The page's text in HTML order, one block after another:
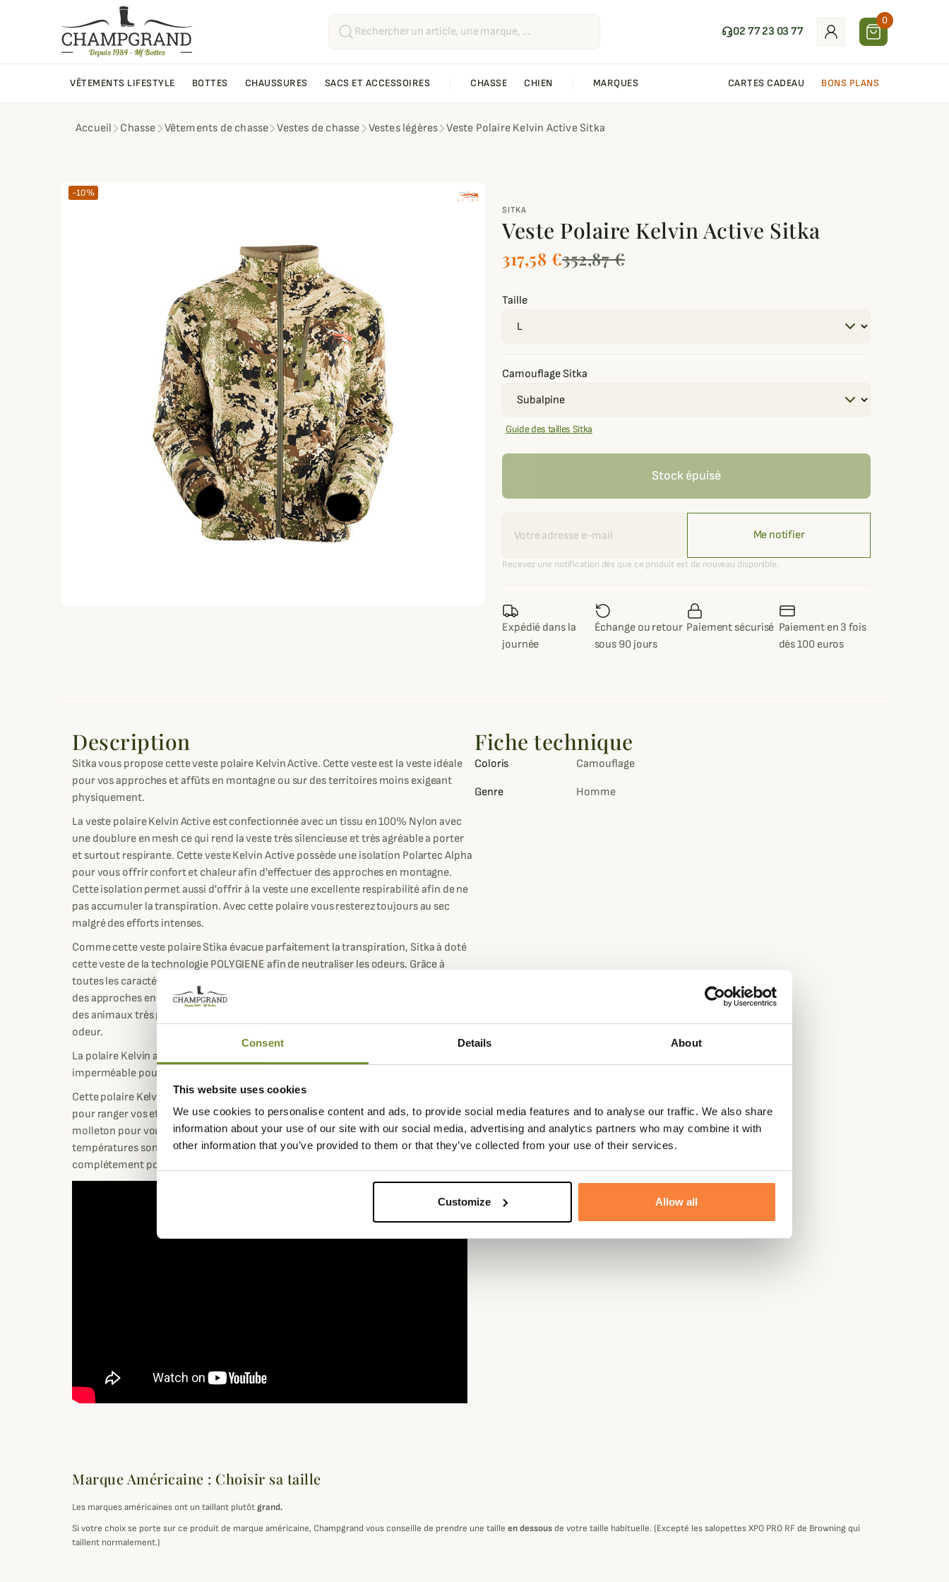
Consent Details About
This website uses cookies
We use cookies to personalise content and ads, to provide social media features and to analyse our traffic. We also share
information about your use of our site with our social media, advertising and analytics partners who may combine it with
other information that you’ve provided to them or that they’ve collected from your use of their services.
Customize Allow all
02 77 23 03 77
0
VÊTEMENTS LIFESTYLE BOTTES CHAUSSURES SACS ET ACCESSOIRES CHASSE CHIEN MARQUES CARTES CADEAU BONS PLANS
Accueil Chasse Vêtements de chasse Vestes de chasse Vestes légères Veste Polaire Kelvin Active Sitka
-10%
SITKA
Veste Polaire Kelvin Active Sitka
317,58 €352,87 €
Taille
Camouflage Sitka
Guide des tailles Sitka
Stock épuisé
Me notifier
Recevez une notification dès que ce produit est de nouveau disponible.
Expédié dans la
journée
Échange ou retour
sous 90 jours
Paiement sécurisé Paiement en 3 fois
dès 100 euros
Description
Sitka vous propose cette veste polaire Kelvin Active. Cette veste est la veste idéale
pour vos approches et affûts en montagne ou sur des territoires moins exigeant
physiquement.
La veste polaire Kelvin Active est confectionnée avec un tissu en 100% Nylon avec
une doublure en mesh ce qui rend la veste très silencieuse et très agréable a porter
et surtout respirante. Cette veste Kelvin Active possède une isolation Polartec Alpha
pour vous offrir confort et chaleur afin d'effectuer des approches en montagne.
Cette isolation permet aussi d'offrir à la veste une excellente respirabilité afin de ne
pas accumuler la transpiration. Avec cette polaire vous resterez toujours au sec
malgré des efforts intenses.
Comme cette veste polaire Stika évacue parfaitement la transpiration, Sitka à doté
cette veste de la technologie POLYGIENE afin de neutraliser les odeurs. Grâce à
toutes les caractéristiques de cette veste, elle est la veste parfaite afin de réaliser
des approches en montagnes en particulier pour les archers qui peuvent approcher
des animaux très proches car elle est extrêmement silencieuse et ne dégage aucune
odeur.
La polaire Kelvin active est dotée d'un traitement hydrofuge qui permet de la rendre
imperméable pour des légères averses.
Cette polaire Kelvin Active est dotée de 3 poches zippées dont une poche poitrine
pour ranger vos effets personnels, et deux poches repose mains doublées en
molleton pour vous offrir de la chaleur lorsque vous êtes en statique et que les
températures sont négatives. Le Zip central de la veste polaire Sitka se ferme
complétement pour vous offrir toujours plus de chaleur et confort.
Fiche technique
Coloris Camouflage
Genre Homme
Marque Américaine : Choisir sa taille
Les marques américaines ont un taillant plutôt grand.
Si votre choix se porte sur ce produit de marque américaine, Champgrand vous conseille de prendre une taille en dessousde votre taille habituelle. (Excepté les salopettes XPO PRO RF de Browning qui
taillent normalement.)